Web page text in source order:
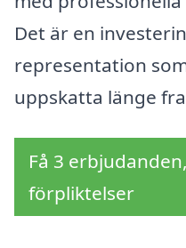
Det är en
representation
uppskatta länge
Få 3
förpliktelser